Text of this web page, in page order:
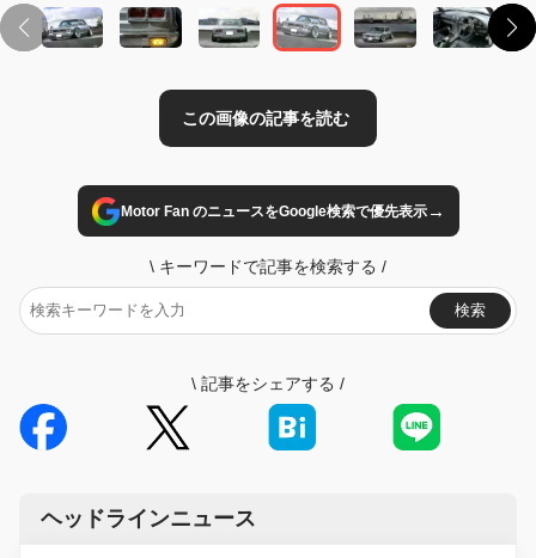
Motor Fan のニュースをGoogle検索で優先表示→
\ キーワードで記事を検索する /
検索
\ 記事をシェアする /
ヘッドラインニュース